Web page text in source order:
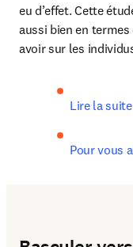
eu d’effet. Cette
aussi bien en
avoir sur les
Lire la
Pour vous